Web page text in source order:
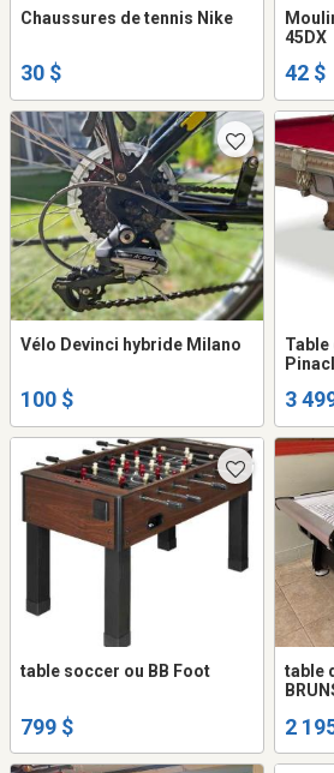
Chaussures de tennis Nike
30 $
45DX
42 $
Vélo Devinci hybride Milano
100 $
Table de
3
table soccer ou BB Foot
799 $
table de air
2